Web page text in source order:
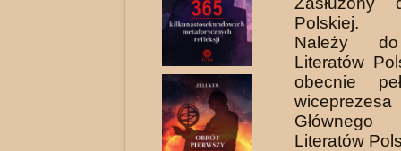
Polskiej.
Należy
Literatów
obecnie
Literatów